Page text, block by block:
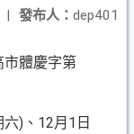
發布人： dep401
|
市體慶字第
)、12月1日